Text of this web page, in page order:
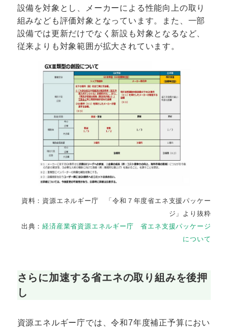
設備を対象とし、メーカーによる性能向上の取り
組みなども評価対象となっています。また、一部
設備では更新だけでなく新設も対象となるなど、
従来よりも対象範囲が拡大されています。
資料：資源エネルギー庁 「令和７年度省エネ支援パッケー
ジ」より抜粋
出典：経済産業省資源エネルギー庁 省エネ支援パッケージ
について
さらに加速する省エネの取り組みを後押
し
資源エネルギー庁では、令和7年度補正予算におい